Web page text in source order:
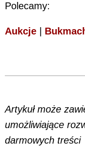
Polecamy:
Aukcje
Artykuł może
umożliwiające
darmowych treści